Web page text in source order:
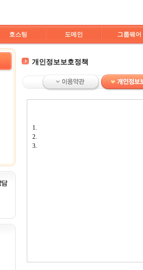
호스팅 도메인 그룹웨어
개인정보보호정책
1.
2.
3.